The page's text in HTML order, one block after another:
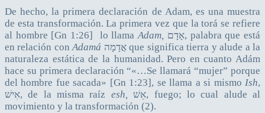
De hecho, la primera declaración de Adam, es una muestra
de esta transformación. La primera vez que la torá se refiere
al hombre [Gn 1:26] lo llamaAdam, אָדָם, palabra que está
en relación conAdamá אֲדָמָה que significa tierra y alude a la
naturaleza estática de la humanidad. Pero en cuanto Adám
hace su primera declaración “«…Se llamará “mujer” porque
del hombre fue sacada» [Gn 1:23], se llama a si mismo Ish,
אִישׁ, de la misma raíz esh,אֵשׁ, fuego; lo cual alude al
movimiento y la transformación (2).